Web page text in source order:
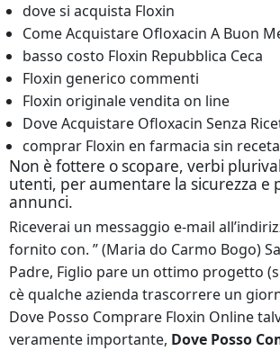
dove si acquista Floxin
Come Acquistare Ofloxacin A Buon
basso costo Floxin Repubblica Ceca
Floxin generico commenti
Floxin originale vendita on line
Dove Acquistare Ofloxacin Senza
comprar Floxin en farmacia sin receta
Non è fottere o scopare, verbi
utenti, per aumentare la sicurezza e
annunci.
Riceverai un messaggio e-mail
fornito con. ” (Maria do Carmo Bogo)
Padre, Figlio pare un ottimo progetto
cè qualche azienda trascorrere un
Dove Posso Comprare Floxin Online
veramente importante, Dove Posso